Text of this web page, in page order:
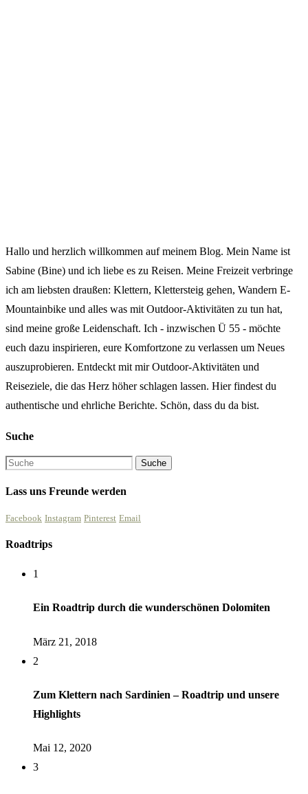
Hallo und herzlich willkommen auf meinem Blog. Mein Name ist
Sabine (Bine) und ich liebe es zu Reisen. Meine Freizeit verbringe
ich am liebsten draußen: Klettern, Klettersteig gehen, Wandern E-
Mountainbike und alles was mit Outdoor-Aktivitäten zu tun hat,
sind meine große Leidenschaft. Ich - inzwischen Ü 55 - möchte
euch dazu inspirieren, eure Komfortzone zu verlassen um Neues
auszuprobieren. Entdeckt mit mir Outdoor-Aktivitäten und
Reiseziele, die das Herz höher schlagen lassen. Hier findest du
authentische und ehrliche Berichte. Schön, dass du da bist.
Suche
Lass uns Freunde werden
Facebook Instagram Pinterest Email
Roadtrips
1
Ein Roadtrip durch die wunderschönen Dolomiten
März 21, 2018
2
Zum Klettern nach Sardinien – Roadtrip und unsere
Highlights
Mai 12, 2020
3